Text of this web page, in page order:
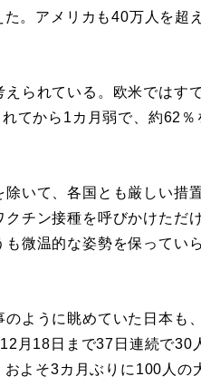
。アメリカも40万人を超
られている。欧米ではす
てから1カ月弱で、約62％
いて、各国とも厳しい措
チン接種を呼びかけただけ
微温的な姿勢を保ってい
ように眺めていた日本も
月18日まで37日連続で30
よそ3カ月ぶりに100人の